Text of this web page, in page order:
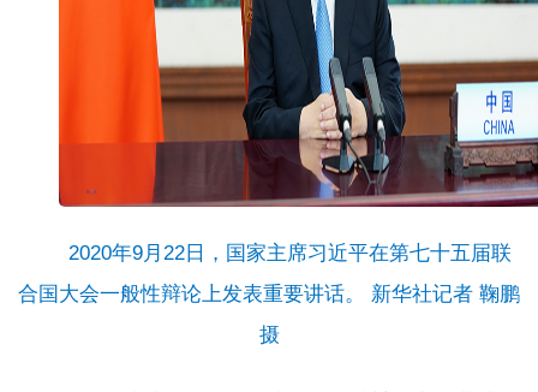
2020年9月22日，国家主席习近平在第七十五届联
合国大会一般性辩论上发表重要讲话。 新华社记者 鞠鹏
摄